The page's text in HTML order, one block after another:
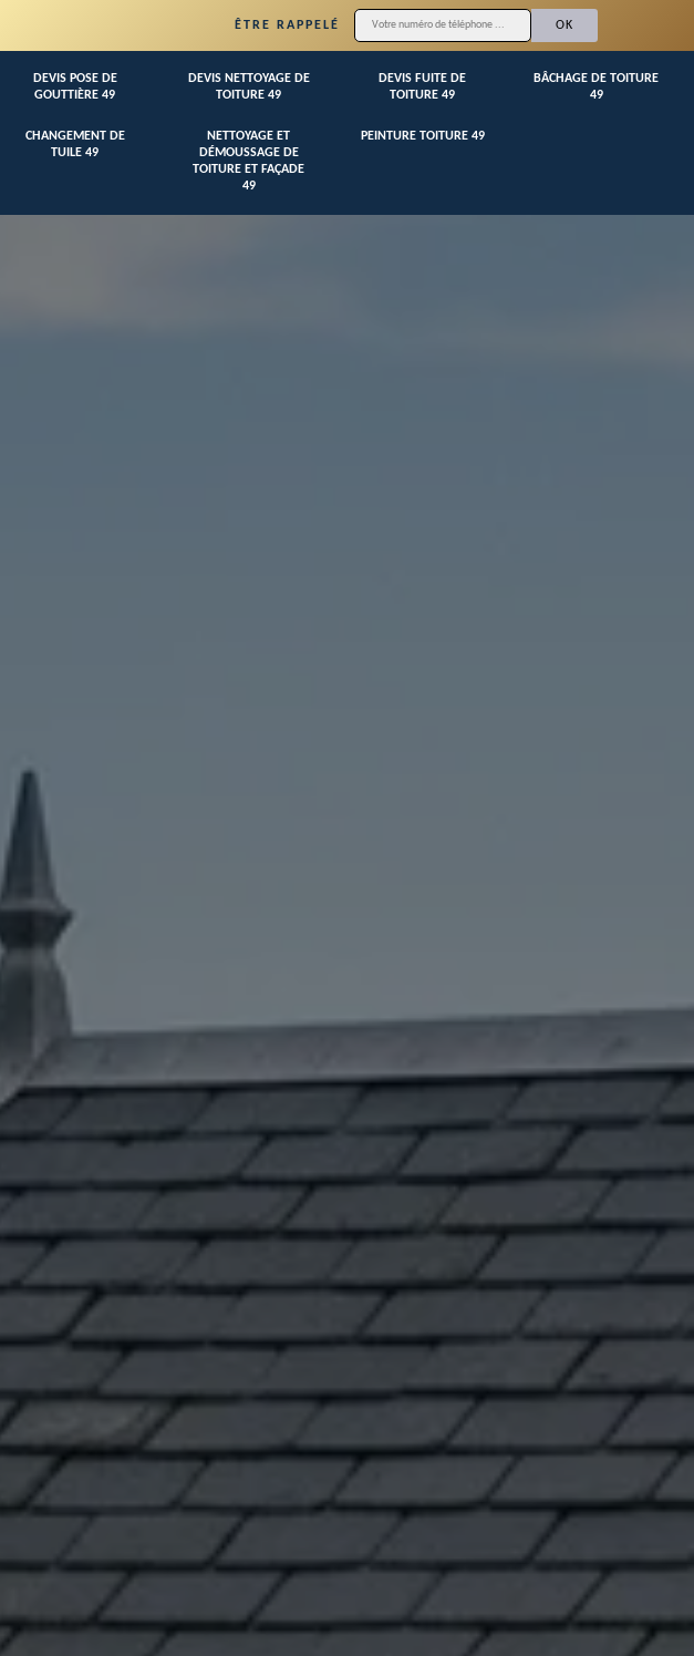
ÊTRE RAPPELÉ
DEVIS POSE DE
GOUTTIÈRE 49
DEVIS NETTOYAGE DE
TOITURE 49
DEVIS FUITE DE
TOITURE 49
BÂCHAGE DE TOITURE
49
CHANGEMENT DE
TUILE 49
NETTOYAGE ET
DÉMOUSSAGE DE
TOITURE ET FAÇADE
49
PEINTURE TOITURE 49